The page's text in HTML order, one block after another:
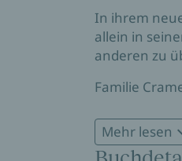
In ihrem
allein in
anderen zu
Familie
Erst
sich die
Mehr lesen